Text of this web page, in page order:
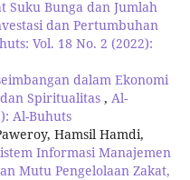
Suku Bunga dan Jumlah
dan Pertumbuhan
Vol. 18 No. 2 (2022):
dalam Ekonomi
Spiritualitas , Al-
Al-Buhuts
Hamsil Hamdi,
Informasi Manajemen
Mutu Pengelolaan Zakat,